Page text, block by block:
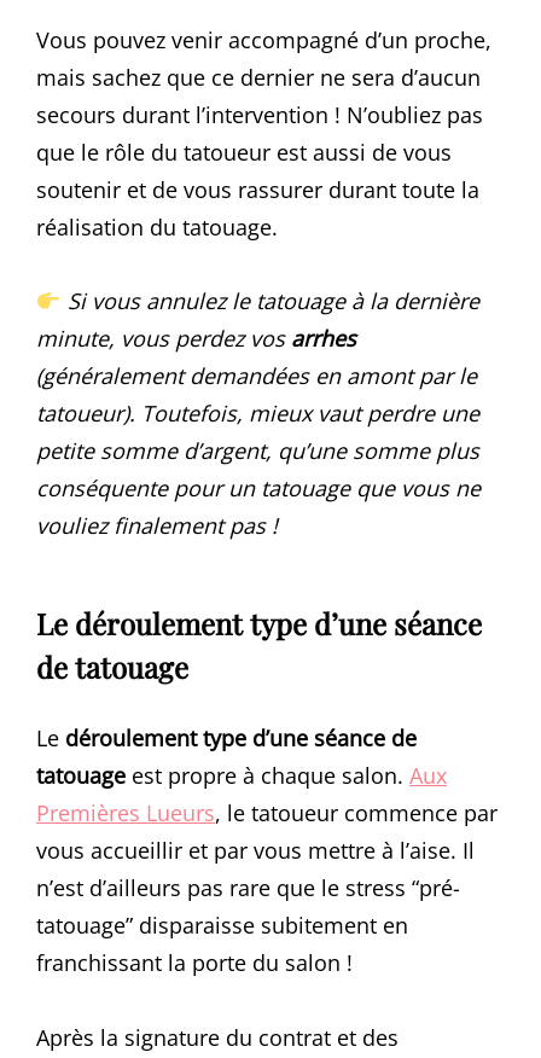
Vous pouvez venir accompagné d’un proche,
mais sachez que ce dernier ne sera d’aucun
secours durant l’intervention ! N’oubliez pas
que le rôle du tatoueur est aussi de vous
soutenir et de vous rassurer durant toute la
réalisation du tatouage.
Si vous annulez le tatouage à la dernière
minute, vous perdez vos arrhes
(généralement demandées en amont par le
tatoueur). Toutefois, mieux vaut perdre une
petite somme d’argent, qu’une somme plus
conséquente pour un tatouage que vous ne
vouliez finalement pas !
Le déroulement type d’une séance
de tatouage
Le déroulement type d’une séance de
tatouage est propre à chaque salon. Aux
Premières Lueurs, le tatoueur commence par
vous accueillir et par vous mettre à l’aise. Il
n’est d’ailleurs pas rare que le stress “pré-
tatouage” disparaisse subitement en
franchissant la porte du salon !
Après la signature du contrat et des